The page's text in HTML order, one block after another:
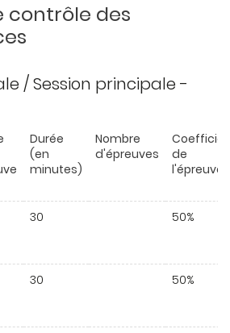
contrôle des
/ Session principale -
Durée
(en
minutes)
Nombre
d'épreuves
de
l'épreuve
30 50%
30 50%